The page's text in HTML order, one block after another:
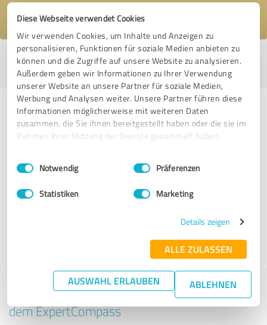
Diese Webseite verwendet Cookies
Wir verwenden Cookies, um Inhalte und Anzeigen zu
personalisieren, Funktionen für soziale Medien anbieten zu
können und die Zugriffe auf unsere Website zu analysieren.
Außerdem geben wir Informationen zu Ihrer Verwendung
unserer Website an unsere Partner für soziale Medien,
Werbung und Analysen weiter. Unsere Partner führen diese
Informationen möglicherweise mit weiteren Daten
zusammen, die Sie ihnen bereitgestellt haben oder die sie im
Rahmen Ihrer Nutzung der Dienste gesammelt haben.
Impressum Datenschutzbestimmungen
Einwilligungsauswahl
Notwendig Präferenzen
Statistiken Marketing
Details zeigen
ALLE ZULASSEN
AUSWAHL ERLAUBEN ABLEHNEN
Ich stimme den
Profil aktiv seit 07.07.2020 |Letzte Aktualisierung: 23.06.2026|Profil
melden
Erfahrungen zu weiteren
Anbietern aus dem Bereich
GEIGER Automation GmbH - Ihr Loxone Smart Home Profi
Tipp: Die passenden Experten finden - mit
dem ExpertCompass